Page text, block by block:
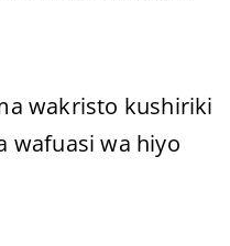
wakristo kushiriki
wafuasi wa hiyo